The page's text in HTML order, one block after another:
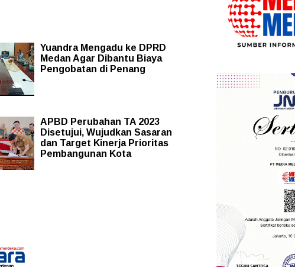
Yuandra Mengadu ke DPRD
Medan Agar Dibantu Biaya
Pengobatan di Penang
APBD Perubahan TA 2023
Disetujui, Wujudkan Sasaran
dan Target Kinerja Prioritas
Pembangunan Kota